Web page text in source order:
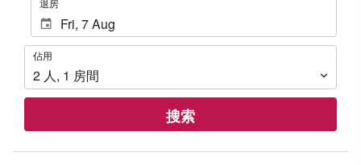
佔
用
佔用
2 人, 1 房間
搜索